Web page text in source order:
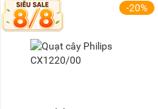
10 triệu - 15 triệu
-20%